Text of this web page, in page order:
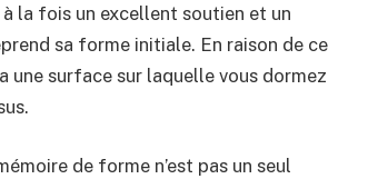
la fois un excellent soutien et un
sa forme initiale. En raison de ce
une surface sur laquelle vous dormez
de forme n’est pas un seul